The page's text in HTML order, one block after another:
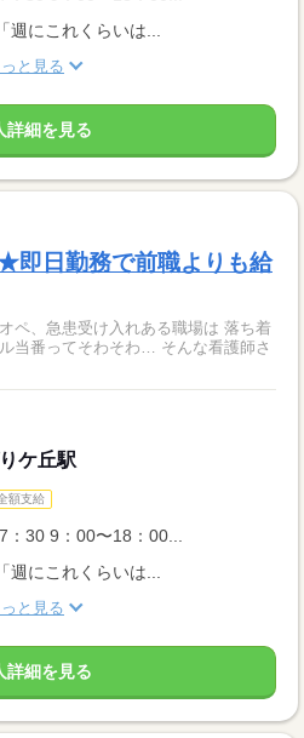
にこれくらいは...
っと見る
詳細を見る
即日勤務で前職よりも給
ケ丘駅
額支給
30 9：00〜18：00...
にこれくらいは...
っと見る
詳細を見る